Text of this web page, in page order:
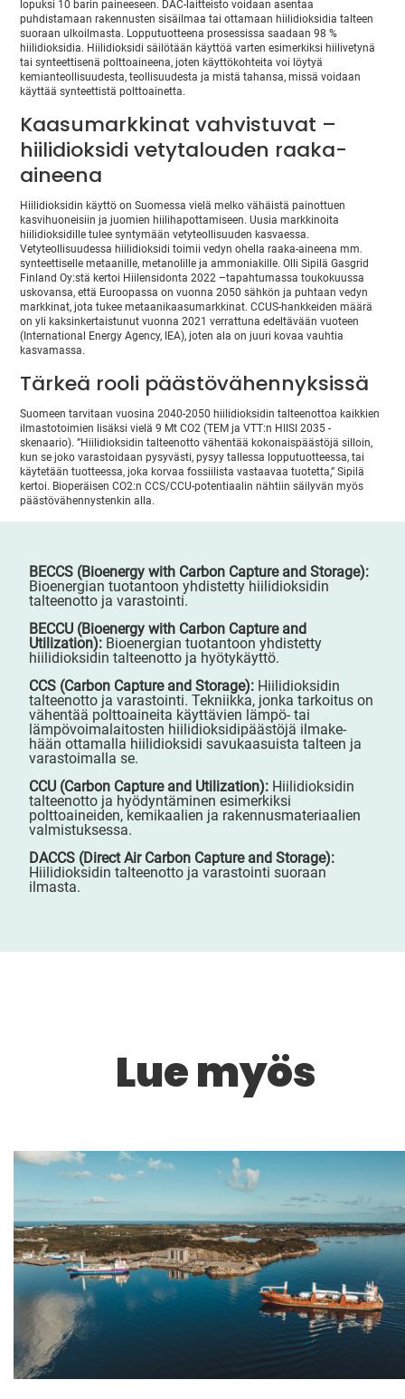
lopuksi 10 barin paineeseen. DAC-laitteisto voidaan asentaa
puhdistamaan rakennusten sisäilmaa tai ottamaan hiilidioksidia talteen
suoraan ulkoilmasta. Lopputuotteena prosessissa saadaan 98 %
hiilidioksidia. Hiilidioksidi säilötään käyttöä varten esimerkiksi hiilivetynä
tai synteettisenä polttoaineena, joten käyttökohteita voi löytyä
kemianteollisuudesta, teollisuudesta ja mistä tahansa, missä voidaan
käyttää synteettistä polttoainetta.
Kaasumarkkinat vahvistuvat –
hiilidioksidi vetytalouden raaka-
aineena
Hiilidioksidin käyttö on Suomessa vielä melko vähäistä painottuen
kasvihuoneisiin ja juomien hiilihapottamiseen. Uusia markkinoita
hiilidioksidille tulee syntymään vetyteollisuuden kasvaessa.
Vetyteollisuudessa hiilidioksidi toimii vedyn ohella raaka-aineena mm.
synteettiselle metaanille, metanolille ja ammoniakille. Olli Sipilä Gasgrid
Finland Oy:stä kertoi Hiilensidonta 2022 –tapahtumassa toukokuussa
uskovansa, että Euroopassa on vuonna 2050 sähkön ja puhtaan vedyn
markkinat, jota tukee metaanikaasumarkkinat. CCUS-hankkeiden määrä
on yli kaksinkertaistunut vuonna 2021 verrattuna edeltävään vuoteen
(International Energy Agency, IEA), joten ala on juuri kovaa vauhtia
kasvamassa.
Tärkeä rooli päästövähennyksissä
Suomeen tarvitaan vuosina 2040-2050 hiilidioksidin talteenottoa kaikkien
ilmastotoimien lisäksi vielä 9 Mt CO2 (TEM ja VTT:n HIISI 2035 -
skenaario). ”Hiilidioksidin talteenotto vähentää kokonaispäästöjä silloin,
kun se joko varastoidaan pysyvästi, pysyy tallessa lopputuotteessa, tai
käytetään tuotteessa, joka korvaa fossiilista vastaavaa tuotetta,” Sipilä
kertoi. Bioperäisen CO2:n CCS/CCU-potentiaalin nähtiin säilyvän myös
päästövähennystenkin alla.
BECCS (Bioenergy with Carbon Capture and Storage):
Bioenergian tuotantoon yhdistetty hiilidioksidin
talteenotto ja varastointi.
BECCU (Bioenergy with Carbon Capture and
Utilization): Bioenergian tuotantoon yhdistetty
hiilidioksidin talteenotto ja hyötykäyttö.
CCS (Carbon Capture and Storage): Hiilidioksidin
talteenotto ja varastointi. Tekniikka, jonka tarkoitus on
vähentää polttoaineita käyttävien lämpö- tai
lämpövoimalaitosten hiilidioksidipäästöjä ilmake-
hään ottamalla hiilidioksidi savukaasuista talteen ja
varastoimalla se.
CCU (Carbon Capture and Utilization): Hiilidioksidin
talteenotto ja hyödyntäminen esimerkiksi
polttoaineiden, kemikaalien ja rakennusmateriaalien
valmistuksessa.
DACCS (Direct Air Carbon Capture and Storage):
Hiilidioksidin talteenotto ja varastointi suoraan
ilmasta.
Lue myös